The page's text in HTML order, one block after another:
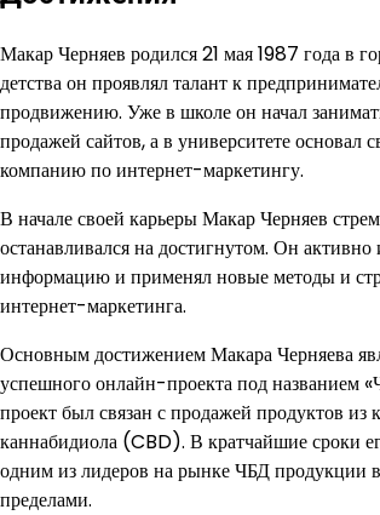
Макар Черняев родился 21 мая 1987 года в
детства он проявлял талант к
продвижению. Уже в школе он начал
продажей сайтов, а в университете основал
компанию по интернет-маркетингу.
В начале своей карьеры Макар Черняев
останавливался на достигнутом. Он активно
информацию и применял новые методы и
интернет-маркетинга.
Основным достижением Макара Черняева
успешного онлайн-проекта под названием
проект был связан с продажей продуктов из
каннабидиола (CBD). В кратчайшие сроки
одним из лидеров на рынке ЧБД продукции
пределами.